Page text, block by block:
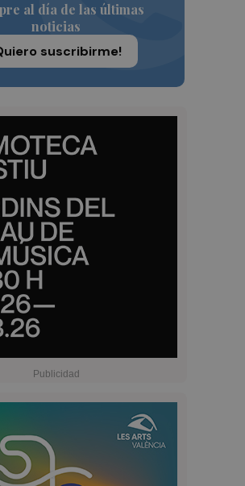
al día de las últimas
noticias
suscribirme!